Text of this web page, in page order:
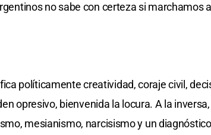
no sabe con certeza si marchamos
políticamente creatividad, coraje civil,
opresivo, bienvenida la locura. A la
mesianismo, narcisismo y un